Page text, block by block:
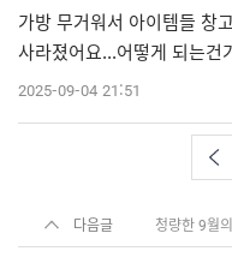
가방 무거워서 아이템들 창
사라졌어요...어떻게 되는건
2025-09-04 21:51
다음글 청량한 9월